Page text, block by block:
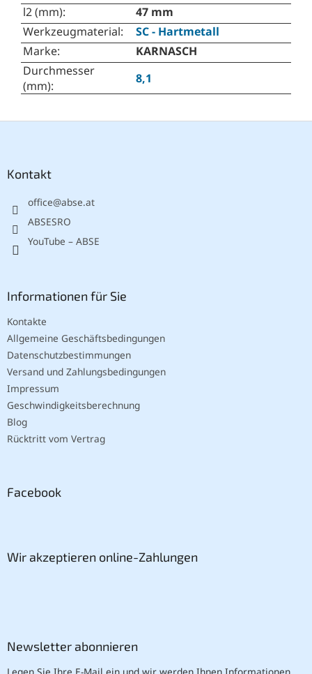
l2 (mm):
47 mm
Werkzeugmaterial:
SC - Hartmetall
Marke:
KARNASCH
Durchmesser
(mm): 8,1
Kontakt
office@abse.at
ABSESRO
YouTube – ABSE
Informationen für Sie
Kontakte
Allgemeine Geschäftsbedingungen
Datenschutzbestimmungen
Versand und Zahlungsbedingungen
Impressum
Geschwindigkeitsberechnung
Blog
Rücktritt vom Vertrag
Facebook
Wir akzeptieren online-Zahlungen
Newsletter abonnieren